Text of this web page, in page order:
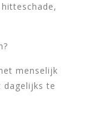
menselijk
dagelijks te